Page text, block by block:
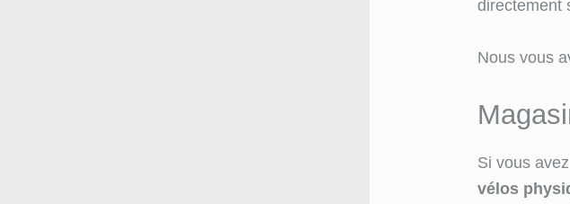
directement
Nous vous
Si vous
vélos